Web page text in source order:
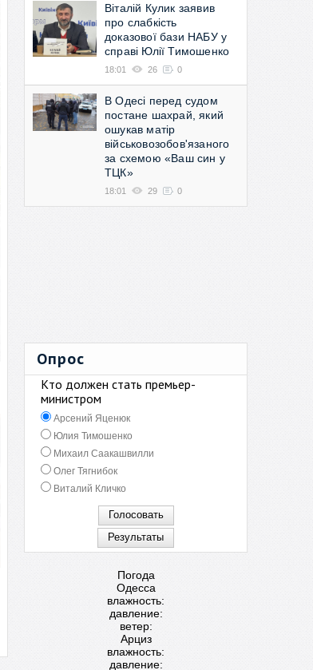
Віталій Кулик заявив
про слабкість
доказової бази НАБУ у
справі Юлії Тимошенко
18:01 26 0
В Одесі перед судом
постане шахрай, який
ошукав матір
військовозобов'язаного
за схемою «Ваш син у
ТЦК»
18:01 29 0
Опрос
Кто должен стать премьер-
министром
Арсений Яценюк
Юлия Тимошенко
Михаил Саакашвилли
Олег Тягнибок
Виталий Кличко
Погода
Одесса
влажность:
давление:
ветер:
Арциз
влажность:
давление: